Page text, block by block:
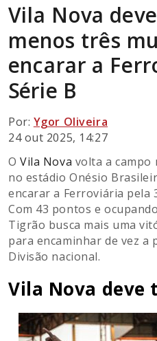
Vila Nova
menos três
encarar a
Série B
Por: Ygor Oliveira
24 out 2025, 14:27
OVila Nova volta a campo
no estádio Onésio
encarar a Ferroviária pela
Com 43 pontos e
Tigrão busca mais uma
para encaminhar de vez a
Divisão nacional.
Vila Nova deve